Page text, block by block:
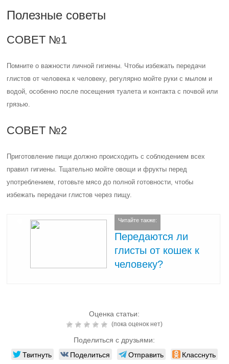
Полезные советы
СОВЕТ №1
Помните о важности личной гигиены. Чтобы избежать передачи
глистов от человека к человеку, регулярно мойте руки с мылом и
водой, особенно после посещения туалета и контакта с почвой или
грязью.
СОВЕТ №2
Приготовление пищи должно происходить с соблюдением всех
правил гигиены. Тщательно мойте овощи и фрукты перед
употреблением, готовьте мясо до полной готовности, чтобы
избежать передачи глистов через пищу.
Читайте также:
Передаются ли
глисты от кошек к
человеку?
Оценка статьи:
(пока оценок нет)
Поделиться с друзьями:
Твитнуть Поделиться Отправить Класснуть